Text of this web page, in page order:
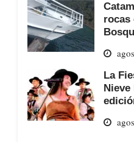
rocas
La
Nieve